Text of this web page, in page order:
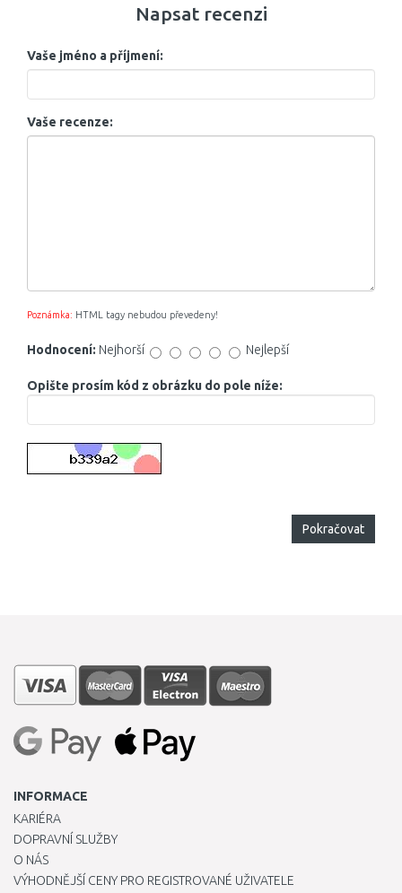
Napsat recenzi
Vaše jméno a příjmení:
Vaše recenze:
Poznámka: HTML tagy nebudou převedeny!
Hodnocení: Nejhorší Nejlepší
Opište prosím kód z obrázku do pole níže:
Pokračovat
INFORMACE
KARIÉRA
DOPRAVNÍ SLUŽBY
O NÁS
VÝHODNĚJŠÍ CENY PRO REGISTROVANÉ UŽIVATELE